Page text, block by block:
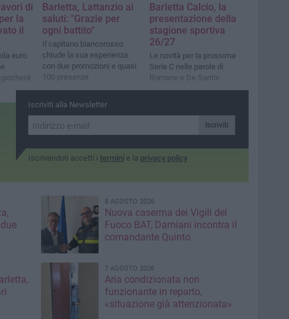
di
la
il
euro
Barletta, Lattanzio ai
saluti: "Grazie per
ogni battito"
Il capitano biancorosso
chiude la sua esperienza
con due promozioni e quasi
100 presenze
Barletta Calcio, la
presentazione della
stagione sportiva
26/27
Le novità per la prossima
Serie C nelle parole di
Romano e De Santis
Iscriviti alla Newsletter
Iscriviti
Iscrivendoti accetti i termini e la privacy policy
8 AGOSTO 2026
Nuova caserma dei Vigili del
Fuoco BAT, Damiani incontra il
comandante Quinto
7 AGOSTO 2026
Aria condizionata non
funzionante in reparto,
«situazione già attenzionata»